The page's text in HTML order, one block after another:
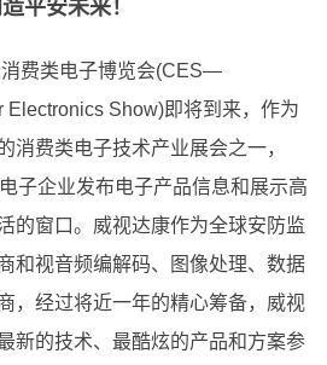
平安未来！
费类电子博览会(CES—
Electronics Show)即将到来，作为
消费类电子技术产业展会之一，
子企业发布电子产品信息和展示高
的窗口。威视达康作为全球安防监
和视音频编解码、图像处理、数据
，经过将近一年的精心筹备，威视
新的技术、最酷炫的产品和方案参